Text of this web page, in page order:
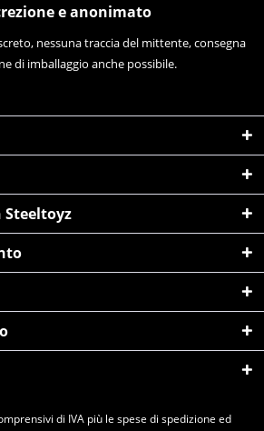
e anonimato
nessuna traccia del mittente, consegna
di imballaggio anche possibile.
di IVA più le spese di spedizione ed